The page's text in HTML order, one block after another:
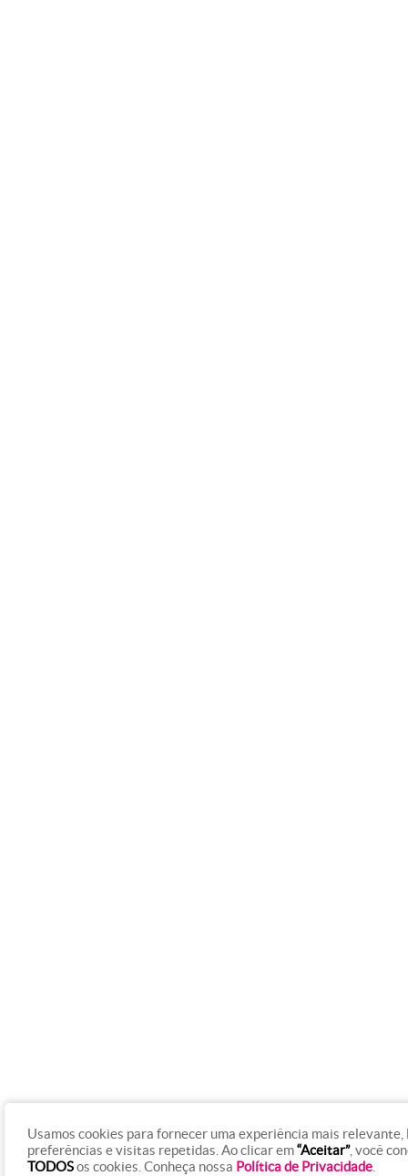
Usamos cookies para fornecer uma experiência mais relevante,
preferências e visitas repetidas. Ao clicar em“Aceitar”, você
TODOSos cookies. Conheça nossa Política de Privacidade.